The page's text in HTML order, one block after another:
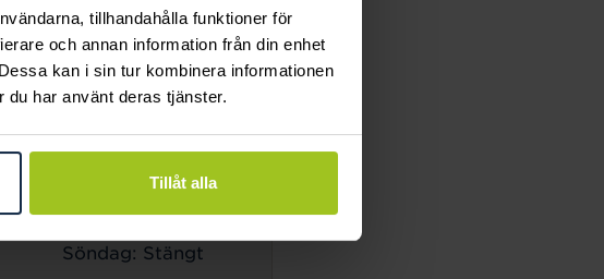
tillhandahålla funktioner för
och annan information från din enhet
kan i sin tur kombinera informationen
du har använt deras tjänster.
Tillåt alla
Söndag: Stängt
Söndag: Stängt